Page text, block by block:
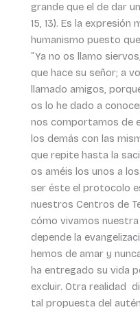
grande que el de dar
15, 13). Es la
humanismo puesto
“Ya no os llamo
que hace su señor; a
llamado amigos,
os lo he dado a
nos comportamos de
los demás con las
que repite hasta la
os améis los unos a los
ser éste el protocolo
nuestros Centros de
cómo vivamos
depende la
hemos de amar y
ha entregado su vida
excluir. Otra realidad
tal propuesta del